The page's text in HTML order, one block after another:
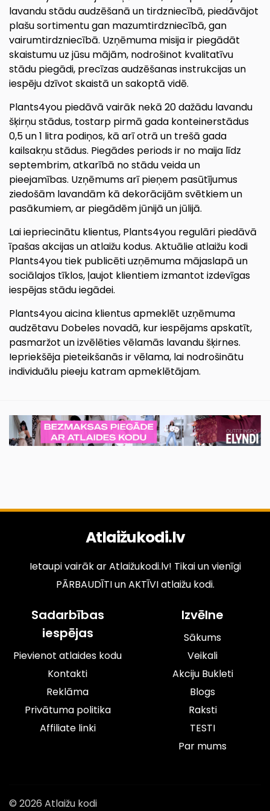
lavandu stādu audzēšanā un tirdzniecībā, piedāvājot
plašu sortimentu gan mazumtirdzniecībā, gan
vairumtirdzniecībā. Uzņēmuma misija ir piegādāt
skaistumu uz jūsu mājām, nodrošinot kvalitatīvu
stādu piegādi, precīzas audzēšanas instrukcijas un
iespēju dzīvot skaistā un sakoptā vidē.
Plants4you piedāvā vairāk nekā 20 dažādu lavandu
šķirņu stādus, tostarp pirmā gada konteinerstādus
0,5 un 1 litra podiņos, kā arī otrā un trešā gada
kailsakņu stādus. Piegādes periods ir no maija līdz
septembrim, atkarībā no stādu veida un
pieejamības. Uzņēmums arī pieņem pasūtījumus
ziedošām lavandām kā dekorācijām svētkiem un
pasākumiem, ar piegādēm jūnijā un jūlijā.
Lai iepriecinātu klientus, Plants4you regulāri piedāvā
īpašas akcijas un atlaižu kodus. Aktuālie atlaižu kodi
Plants4you tiek publicēti uzņēmuma mājaslapā un
sociālajos tīklos, ļaujot klientiem izmantot izdevīgas
iespējas stādu iegādei.
Plants4you aicina klientus apmeklēt uzņēmuma
audzētavu Dobeles novadā, kur iespējams apskatīt,
pasmaržot un izvēlēties vēlamās lavandu šķirnes.
Iepriekšēja pieteikšanās ir vēlama, lai nodrošinātu
individuālu pieeju katram apmeklētājam.
Atlaižukodi.lv
Ietaupi vairāk ar Atlaižukodi.lv! Tikai un vienīgi
PĀRBAUDĪTI un AKTĪVI atlaižu kodi.
Sadarbības
iespējas
Pievienot atlaides kodu
Kontakti
Reklāma
Privātuma politika
Affiliate linki
Izvēlne
Sākums
Veikali
Akciju Bukleti
Blogs
Raksti
TESTI
Par mums
© 2026 Atlaižu kodi